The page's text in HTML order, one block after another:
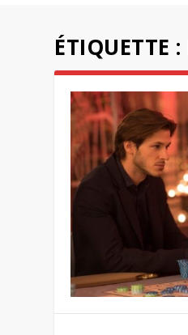
ÉTIQUETTE :